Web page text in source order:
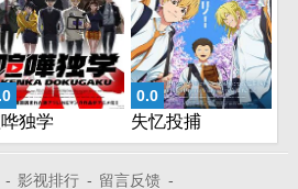
独学
0.0
失忆投捕
- 影视排行 - 留言反馈 -